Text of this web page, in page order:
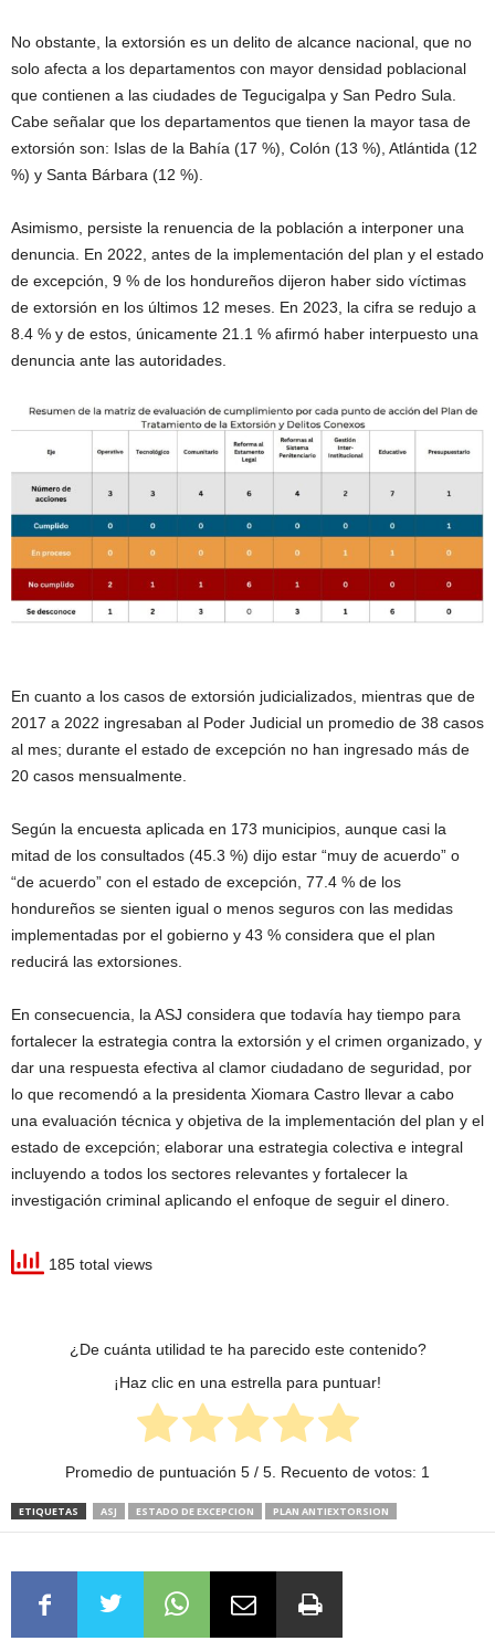
No obstante, la extorsión es un delito de alcance nacional, que no
solo afecta a los departamentos con mayor densidad poblacional
que contienen a las ciudades de Tegucigalpa y San Pedro Sula.
Cabe señalar que los departamentos que tienen la mayor tasa de
extorsión son: Islas de la Bahía (17 %), Colón (13 %), Atlántida (12
%) y Santa Bárbara (12 %).
Asimismo, persiste la renuencia de la población a interponer una
denuncia. En 2022, antes de la implementación del plan y el estado
de excepción, 9 % de los hondureños dijeron haber sido víctimas
de extorsión en los últimos 12 meses. En 2023, la cifra se redujo a
8.4 % y de estos, únicamente 21.1 % afirmó haber interpuesto una
denuncia ante las autoridades.
En cuanto a los casos de extorsión judicializados, mientras que de
2017 a 2022 ingresaban al Poder Judicial un promedio de 38 casos
al mes; durante el estado de excepción no han ingresado más de
20 casos mensualmente.
Según la encuesta aplicada en 173 municipios, aunque casi la
mitad de los consultados (45.3 %) dijo estar “muy de acuerdo” o
“de acuerdo” con el estado de excepción, 77.4 % de los
hondureños se sienten igual o menos seguros con las medidas
implementadas por el gobierno y 43 % considera que el plan
reducirá las extorsiones.
En consecuencia, la ASJ considera que todavía hay tiempo para
fortalecer la estrategia contra la extorsión y el crimen organizado, y
dar una respuesta efectiva al clamor ciudadano de seguridad, por
lo que recomendó a la presidenta Xiomara Castro llevar a cabo
una evaluación técnica y objetiva de la implementación del plan y el
estado de excepción; elaborar una estrategia colectiva e integral
incluyendo a todos los sectores relevantes y fortalecer la
investigación criminal aplicando el enfoque de seguir el dinero.
185 total views
¿De cuánta utilidad te ha parecido este contenido?
¡Haz clic en una estrella para puntuar!
Promedio de puntuación 5 / 5. Recuento de votos: 1
ETIQUETAS ASJ ESTADO DE EXCEPCION PLAN ANTIEXTORSION